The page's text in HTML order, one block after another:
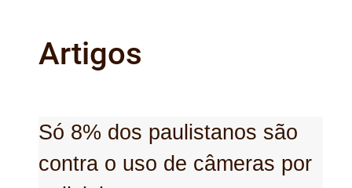
Artigos
Só 8% dos paulistanos são
contra o uso de câmeras por